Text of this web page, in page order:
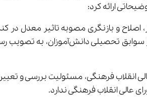
ارائه کرد:
فرهنگی، مسئولیت بررسی و
عالی انقلاب فرهنگی ندارد.